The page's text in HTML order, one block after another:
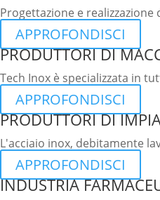
Progettazione e
APPROFONDISCI
PRODUTTORI DI
Tech Inox è specializzata in
APPROFONDISCI
PRODUTTORI DI
L'acciaio inox, debitamente
APPROFONDISCI
INDUSTRIA